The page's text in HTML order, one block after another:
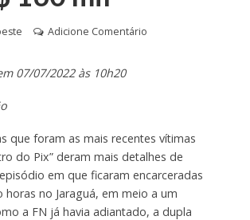
Adicione Comentário
07/07/2022 às 10h20
que foram as mais recentes vítimas
do Pix” deram mais detalhes de
em que ficaram encarceradas
horas no Jaraguá, em meio a um
a FN já havia adiantado, a dupla